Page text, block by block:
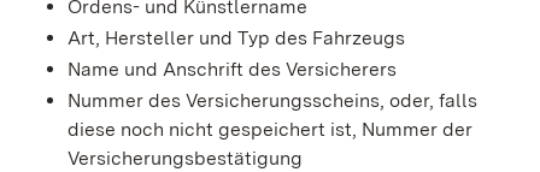
Ordens- und Künstlername
Art, Hersteller und Typ des Fahrzeugs
Name und Anschrift des Versicherers
Nummer des Versicherungsscheins, oder, falls
diese noch nicht gespeichert ist, Nummer der
Versicherungsbestätigung